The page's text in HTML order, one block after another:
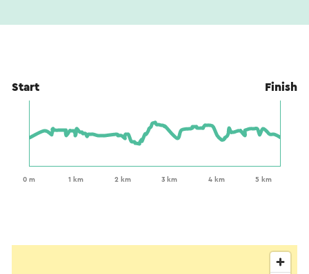
Start Finish